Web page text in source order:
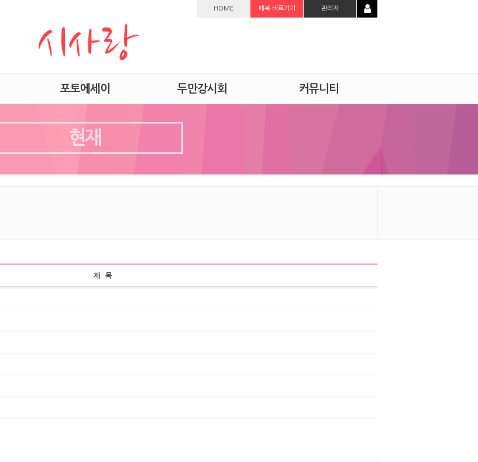
HOME 페북 바로가기 관리자
포토에세이 두만강시회 커뮤니티
현재
제 목